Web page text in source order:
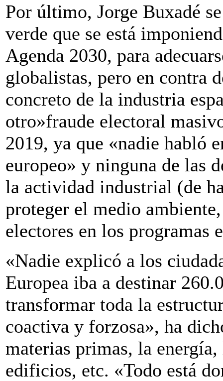
Por último, Jorge Buxadé
verde que se está
Agenda 2030, para
globalistas, pero en contra
concreto de la industria
otro»fraude electoral
2019, ya que «nadie habló
europeo» y ninguna de las
la actividad industrial (de
proteger el medio
electores en los programas
«Nadie explicó a los
Europea iba a destinar
transformar toda la
coactiva y forzosa», ha
materias primas, la
edificios, etc. «Todo está